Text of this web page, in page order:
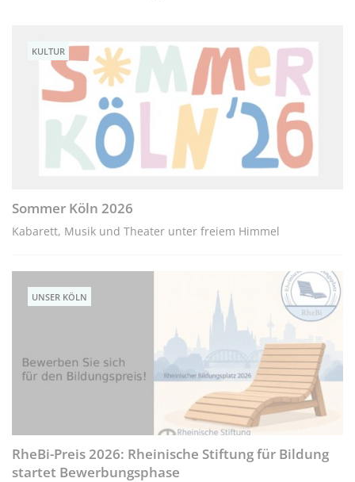
KULTUR
Sommer Köln 2026
Kabarett, Musik und Theater unter freiem Himmel
UNSER KÖLN
RheBi-Preis 2026: Rheinische Stiftung für Bildung
startet Bewerbungsphase